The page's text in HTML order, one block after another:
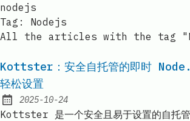
nodejs
Tag: Nodejs
All the articles with the tag
Kottster：安全自托管的即时
轻松设置
Published:
2025-10-24
Kottster 是一个安全且易于设置的自